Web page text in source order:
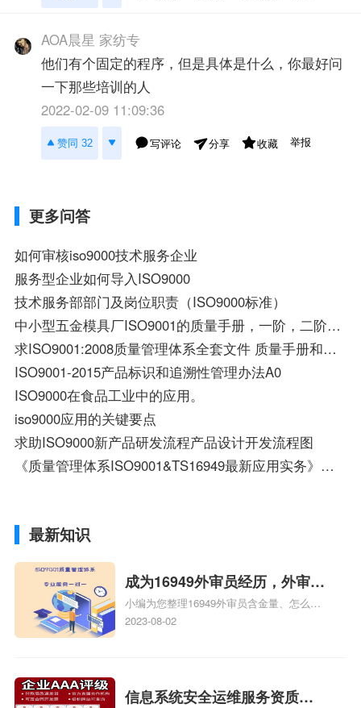
AOA晨星 家纺专
他们有个固定的程序，但是具体是什么，你最好问
一下那些培训的人
2022-02-09 11:09:36
赞同 32 写评论 分享 收藏 举报
更多问答
如何审核iso9000技术服务企业
服务型企业如何导入ISO9000
技术服务部部门及岗位职责（ISO9000标准）
中小型五金模具厂ISO9001的质量手册，一阶，二阶，三阶，四阶文件？
求ISO9001:2008质量管理体系全套文件 质量手册和程序文件 五金行业的 请大虾救命哦。1808058848@QQ.com
ISO9001-2015产品标识和追溯性管理办法A0
ISO9000在食品工业中的应用。
iso9000应用的关键要点
求助ISO9000新产品研发流程产品设计开发流程图
《质量管理体系ISO9001&TS16949最新应用实务》怎么样
最新知识
成为16949外审员经历，外审员
16949
小编为您整理16949外审员含金量、怎么才
能成为注册的TS16949:2009的外审员、我
2023-08-02
信息系统安全运维服务资质二